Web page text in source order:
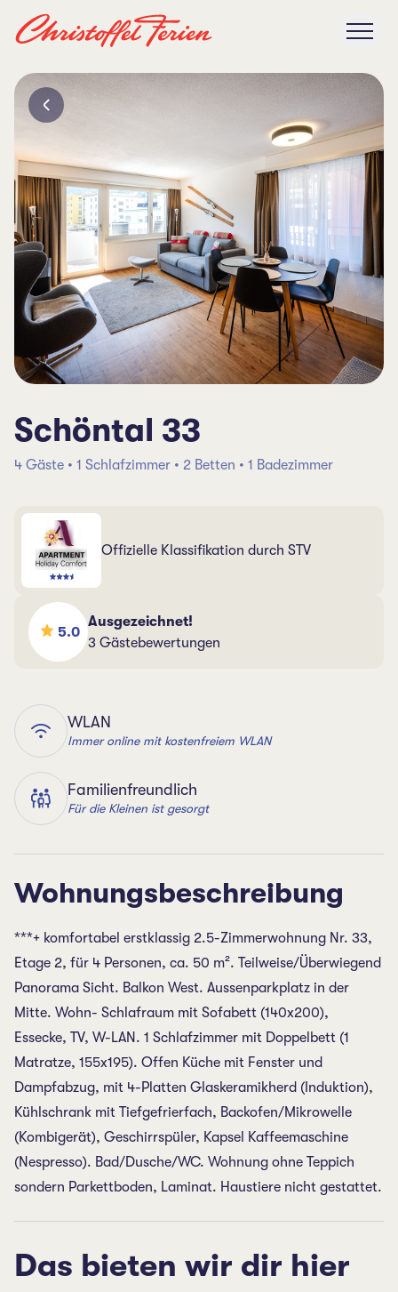
Schöntal 33
4 Gäste • 1 Schlafzimmer • 2 Betten • 1 Badezimmer
Offizielle Klassifikation durch STV
5.0
Ausgezeichnet!
3 Gästebewertungen
WLAN
Immer online mit kostenfreiem WLAN
Familienfreundlich
Für die Kleinen ist gesorgt
Wohnungsbeschreibung
***+ komfortabel erstklassig 2.5-Zimmerwohnung Nr. 33,
Etage 2, für 4 Personen, ca. 50 m². Teilweise/Überwiegend
Panorama Sicht. Balkon West. Aussenparkplatz in der
Mitte. Wohn- Schlafraum mit Sofabett (140x200),
Essecke, TV, W-LAN. 1 Schlafzimmer mit Doppelbett (1
Matratze, 155x195). Offen Küche mit Fenster und
Dampfabzug, mit 4-Platten Glaskeramikherd (Induktion),
Kühlschrank mit Tiefgefrierfach, Backofen/Mikrowelle
(Kombigerät), Geschirrspüler, Kapsel Kaffeemaschine
(Nespresso). Bad/Dusche/WC. Wohnung ohne Teppich
sondern Parkettboden, Laminat. Haustiere nicht gestattet.
Das bieten wir dir hier